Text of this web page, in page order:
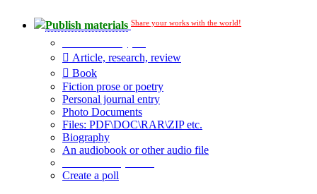
Publish materials Share your works with the world!
Article, research, review
Book
Fiction prose or poetry
Personal journal entry
Photo Documents
Files: PDF\DOC\RAR\ZIP etc.
Biography
An audiobook or other audio file
Create a poll